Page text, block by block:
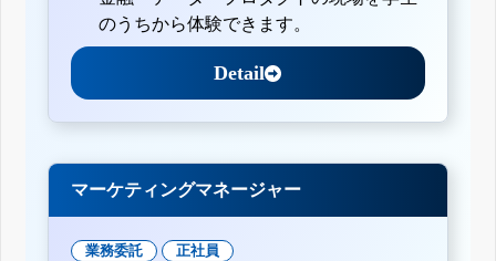
のうちから体験できます。
Detail
マーケティングマネージャー
業務委託 正社員